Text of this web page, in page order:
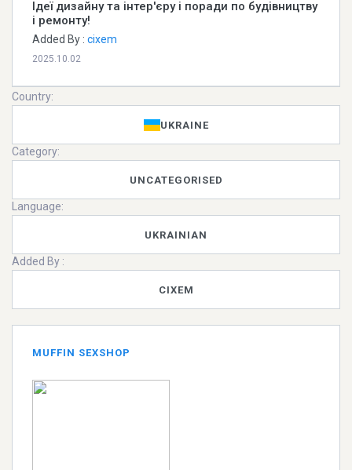
Iдеї дизайну та інтер'єру і поради по будівництву
і ремонту!
Added By : cixem
2025.10.02
Country:
UKRAINE
Category:
UNCATEGORISED
Language:
UKRAINIAN
Added By :
CIXEM
MUFFIN SEXSHOP